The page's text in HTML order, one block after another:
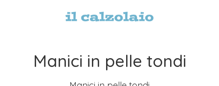
Manici in pelle tondi